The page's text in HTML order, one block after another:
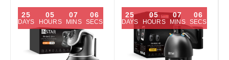
25
DAYS
05
HOURS
07
MINS
05
SECS
25
DAYS
05
HOURS
07
MINS
05
SECS